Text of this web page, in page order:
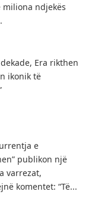
miliona ndjekës
Era rikthen
ikonik të
e
publikon një
varrezat,
komentet: “Të...